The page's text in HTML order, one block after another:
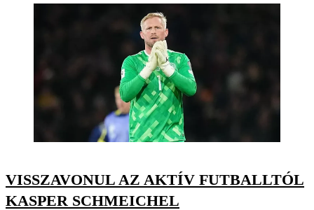
VISSZAVONUL AZ AKTÍV FUTBALLTÓL
KASPER SCHMEICHEL